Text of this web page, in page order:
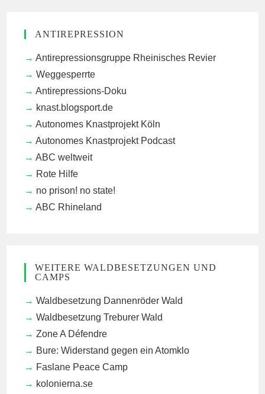
ANTIREPRESSION
Antirepressionsgruppe Rheinisches Revier
Weggesperrte
Antirepressions-Doku
knast.blogsport.de
Autonomes Knastprojekt Köln
Autonomes Knastprojekt Podcast
ABC weltweit
Rote Hilfe
no prison! no state!
ABC Rhineland
WEITERE WALDBESETZUNGEN UND
CAMPS
Waldbesetzung Dannenröder Wald
Waldbesetzung Treburer Wald
Zone A Défendre
Bure: Widerstand gegen ein Atomklo
Faslane Peace Camp
kolonierna.se